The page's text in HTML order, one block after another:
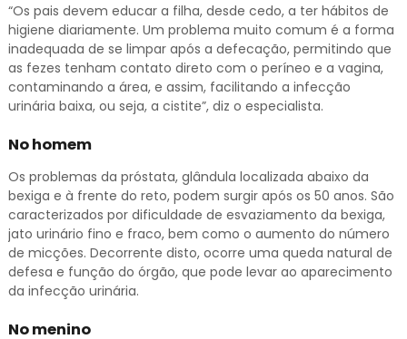
“Os pais devem educar a filha, desde cedo, a ter hábitos de
higiene diariamente. Um problema muito comum é a forma
inadequada de se limpar após a defecação, permitindo que
as fezes tenham contato direto com o períneo e a vagina,
contaminando a área, e assim, facilitando a infecção
urinária baixa, ou seja, a cistite”, diz o especialista.
No homem
Os problemas da próstata, glândula localizada abaixo da
bexiga e à frente do reto, podem surgir após os 50 anos. São
caracterizados por dificuldade de esvaziamento da bexiga,
jato urinário fino e fraco, bem como o aumento do número
de micções. Decorrente disto, ocorre uma queda natural de
defesa e função do órgão, que pode levar ao aparecimento
da infecção urinária.
No menino